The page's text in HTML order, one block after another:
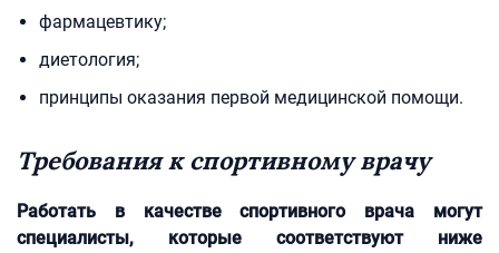
фармацевтику;
диетология;
принципы оказания первой медицинской помощи.
Требования к спортивному врачу
Работать в качестве спортивного врача могут
специалисты, которые соответствуют ниже